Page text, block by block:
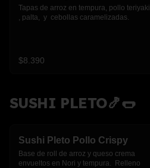
Tapas de arroz en tempura, pollo teriyaki
, palta,  y  cebollas caramelizadas.
$8.390
SUSHI PLETO🍤🌭
Sushi Pleto Pollo Crispy
Base de roll de arroz y queso crema
envueltos en Nori y tempura.  Relleno